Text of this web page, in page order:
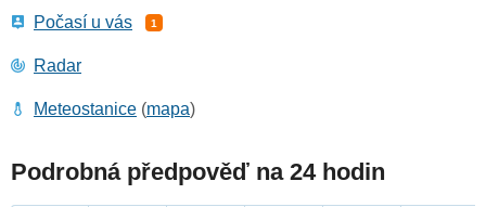
Počasí u vás 1
Radar
Meteostanice (mapa)
Podrobná předpověď na 24 hodin